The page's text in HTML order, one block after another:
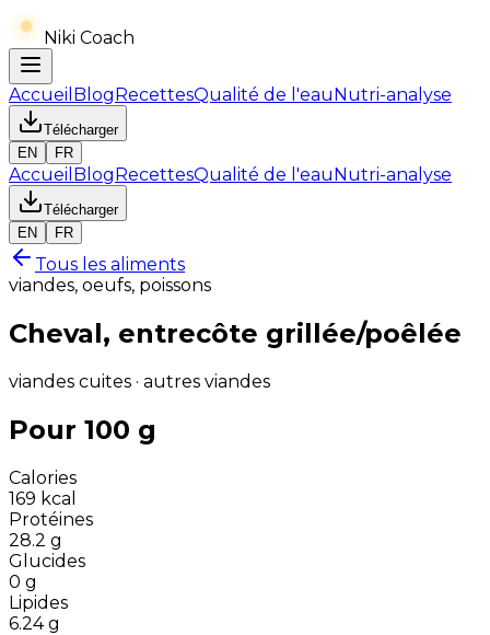
Niki Coach
Accueil BlogRecettesQualité de l'eauNutri-analyse
Télécharger
EN
FR
Accueil BlogRecettesQualité de l'eauNutri-analyse
Télécharger
EN
FR
Tous les aliments
viandes, oeufs, poissons
Cheval, entrecôte grillée/poêlée
viandes cuites · autres viandes
Pour 100 g
Calories
169 kcal
Protéines
28.2 g
Glucides
0 g
Lipides
6.24 g